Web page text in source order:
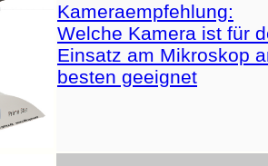
Kameraempfehlung:
Welche Kamera ist für
Einsatz am Mikroskop
besten geeignet